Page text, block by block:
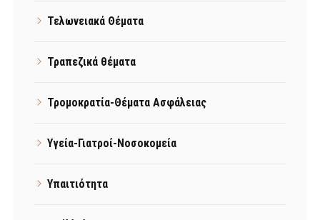
Τελωνειακά Θέματα
Τραπεζικά θέματα
Τρομοκρατία-Θέματα Ασφάλειας
Υγεία-Γιατροί-Νοσοκομεία
Υπαιτιότητα